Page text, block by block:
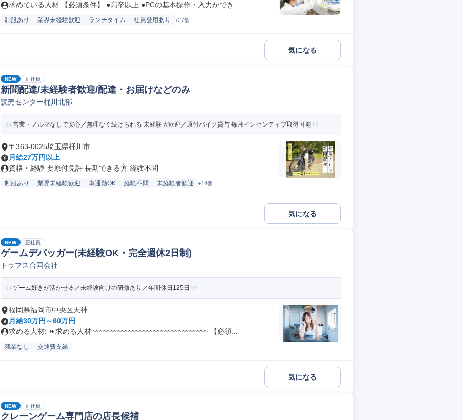
求めている人材 【必須条件】 ●高卒以上 ●PCの基本操作・入力ができ...
制服あり 業界未経験歓迎 ランチタイム 社員登用あり +27個
気になる
NEW 正社員
新聞配達/未経験者歓迎/配達・お届けなどのみ
読売センター桶川北部
営業・ノルマなしで安心／無理なく続けられる 未経験大歓迎／原付バイク貸与 毎月インセンティブ取得可能
〒363-0025埼玉県桶川市
月給27万円以上
資格・経験 要原付免許 長期できる方 経験不問
制服あり 業界未経験歓迎 車通勤OK 経験不問 未経験者歓迎 +14個
気になる
NEW 正社員
ゲームデバッガー(未経験OK・完全週休2日制)
トラプス合同会社
ゲーム好きが活かせる／未経験向けの研修あり／年間休日125日
福岡県福岡市中央区天神
月給30万円～60万円
求める人材: ⏩求める人材 〰〰〰〰〰〰〰〰〰〰〰〰〰〰〰〰 【必須...
残業なし 交通費支給
気になる
NEW 正社員
クレーンゲーム専門店の店長候補